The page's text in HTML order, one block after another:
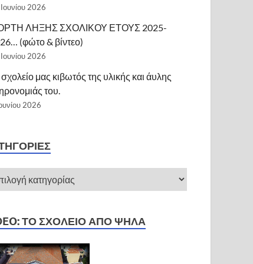
2026
ΛΗΞΗΣ ΣΧΟΛΙΚΟΥ ΕΤΟΥΣ 2025-
(φώτο & βίντεο)
2026
μας κιβωτός της υλικής και άυλης
του.
2026
ΤΟ ΣΧΟΛΕΊΟ ΑΠΌ ΨΗΛΆ